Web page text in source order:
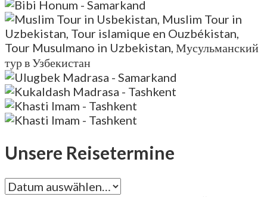
Unsere Reisetermine